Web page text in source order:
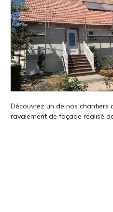
Découvrez un de nos
ravalement de façade réalisé